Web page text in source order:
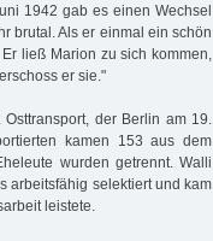
1942 gab es einen Wechsel
brutal. Als er einmal ein schön
ließ Marion zu sich kommen,
er sie."
der Berlin am 19.
kamen 153 aus dem
wurden getrennt. Walli
arbeitsfähig selektiert und kam
leistete.